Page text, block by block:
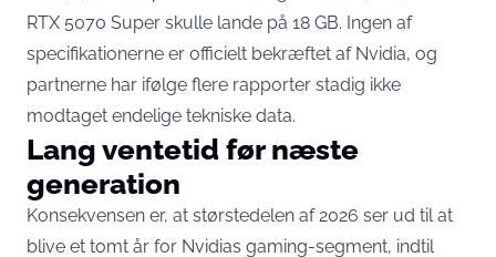
RTX 5070 Super skulle lande på 18 GB. Ingen af
specifikationerne er officielt bekræftet af Nvidia, og
partnerne har ifølge flere rapporter stadig ikke
modtaget endelige tekniske data.
Lang ventetid før næste
generation
Konsekvensen er, at størstedelen af 2026 ser ud til at
blive et tomt år for Nvidias gaming-segment, indtil